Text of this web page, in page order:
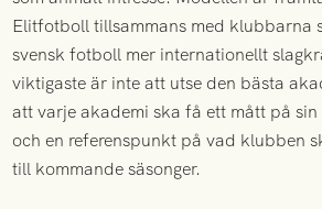
Elitfotboll tillsammans med klubbarna
svensk fotboll mer internationellt
viktigaste är inte att utse den bästa
att varje akademi ska få ett mått på sin
och en referenspunkt på vad klubben
till kommande säsonger.